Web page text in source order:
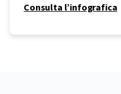
Consulta l’infografica